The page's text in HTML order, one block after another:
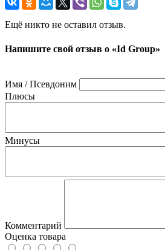
Ещё никто не оставил отзыв.
Напишите свой отзыв о «Id Group»
Имя / Псевдоним
Плюсы
Минусы
Комментарий
Оценка товара